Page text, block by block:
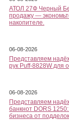
АТОЛ 27Ф Черный
продажу —
накопителе.
06-08-2026
Представляем
рук Puff-8828W для
06-08-2026
Представляем
банкнот DORS
бизнеса от